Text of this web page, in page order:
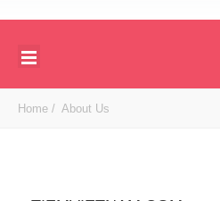
Home About Us